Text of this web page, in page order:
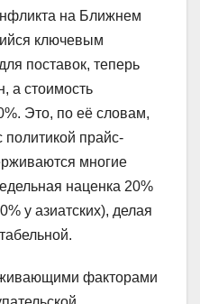
на Ближнем
ключевым
поставок, теперь
а стоимость
Это, по её словам,
политикой прайс-
многие
наценка 20%
у азиатских), делая
факторами